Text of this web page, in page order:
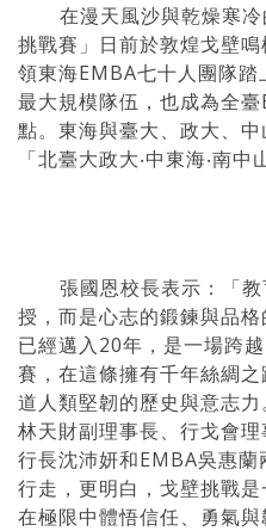
在漫天風沙與乾燥寒冷
挑戰賽」日前於敦煌戈壁
領東海EMBA七十人團隊
最大規模隊伍，也成為全
點。東海與臺大、政大、
「北臺大政大‧中東海‧南中
張國恩校長表示：「教
授，而是心志的鍛鍊與品
已經邁入20年，是一場跨
賽，在這條擁有千年絲綢
道人類堅韌的歷史與意志力
林天財副理事長、行戈會
行長沈沛妍和EMBA吳惠
行走，更明白，戈壁挑戰
在極限中體悟信任、勇氣與